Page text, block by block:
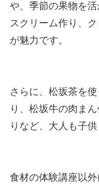
や、季節の果物を
スクリーム作り、ク
が魅力です。
さらに、松坂茶を
り、松坂牛の肉ま
りなど、大人も子
食材の体験講座以